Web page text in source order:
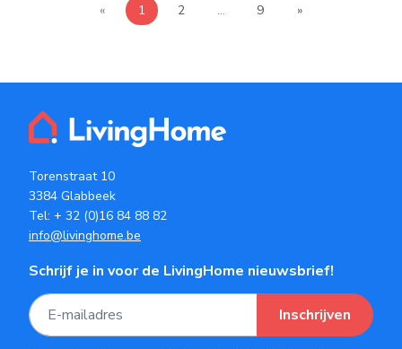
« 1 2 … 9 »Volgende
Torenstraat 10
3384 Glabbeek
Tel: + 32 (0)16 84 88 82
info@livinghome.be
Schrijf je in voor de LivingHome nieuwsbrief!
Inschrijven